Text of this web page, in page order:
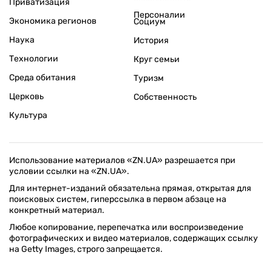
Приватизация
Экономика регионов
Персоналии
Наука
Технологии
Среда обитания
Церковь
Культура
Социум
История
Круг семьи
Туризм
Собственность
Использование материалов «ZN.UA» разрешается при
условии ссылки на «ZN.UA».
Для интернет-изданий обязательна прямая, открытая для
поисковых систем, гиперссылка в первом абзаце на
конкретный материал.
Любое копирование, перепечатка или воспроизведение
фотографических и видео материалов, содержащих ссылку
на Getty Images, строго запрещается.